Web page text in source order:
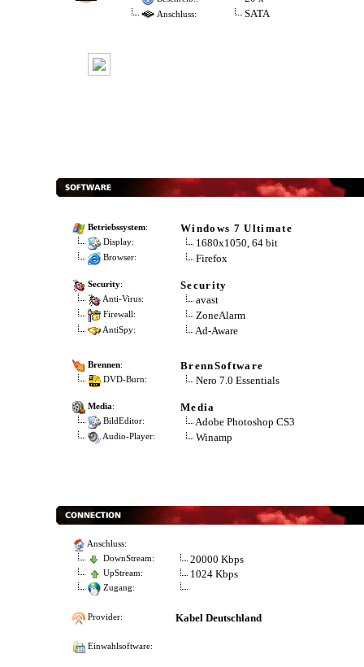
Anschluss: SATA
Betriebssystem: Windows 7 Ultimate
Display: 1680x1050, 64 bit
Browser: Firefox
Security: Security
Anti-Virus: avast
Firewall: ZoneAlarm
AntiSpy: Ad-Aware
Brennen: BrennSoftware
DVD-Burn: Nero 7.0 Essentials
Media: Media
BildEditor: Adobe Photoshop CS3
Audio-Player: Winamp
Anschluss:
DownStream:
20000 Kbps
UpStream: 1024 Kbps
Zugang:
Provider: Kabel Deutschland
Einwahlsoftware: